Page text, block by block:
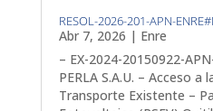
RESOL-2026-201-APN-
Abr 7, 2026 | Enre
– EX-2024-20150922-
PERLA S.A.U. – Acceso a
Transporte Existente –